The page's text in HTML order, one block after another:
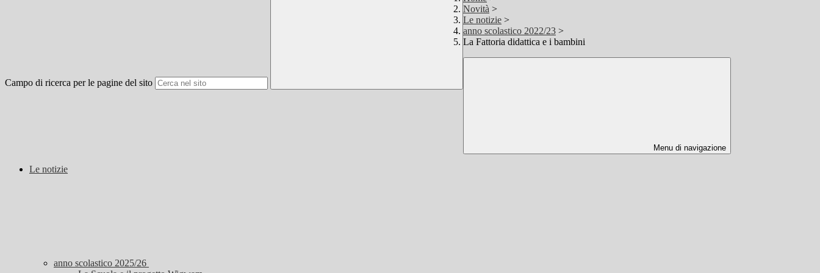
Campo di ricerca per le pagine del sito
Novità >
Le notizie >
anno scolastico 2022/23 >
La Fattoria didattica e i bambini
Menu di navigazione
Le notizie
anno scolastico 2025/26